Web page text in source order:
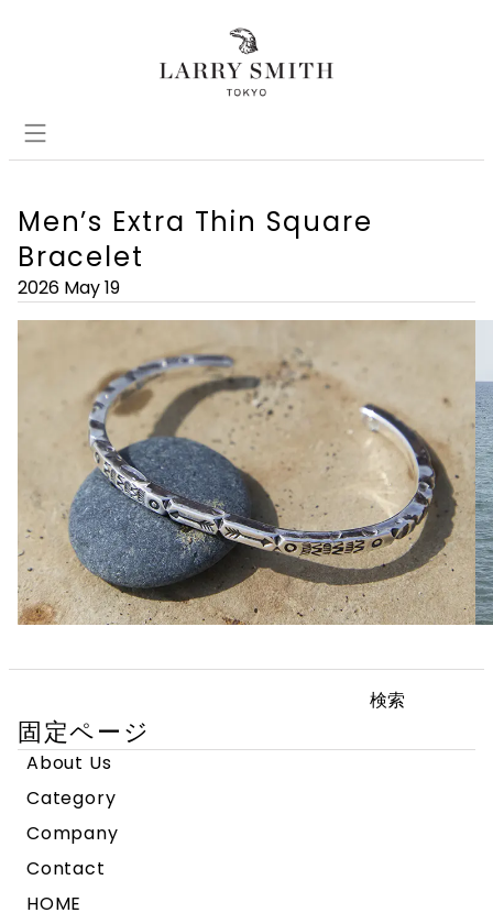
Men’s Extra Thin Square
Bracelet
2026 May 19
索:
固定ページ
About Us
Category
Company
Contact
HOME